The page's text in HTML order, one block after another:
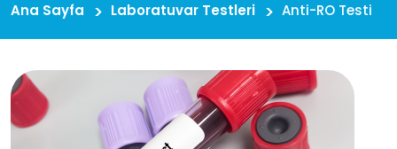
Ana Sayfa Laboratuvar Testleri Anti-RO Testi